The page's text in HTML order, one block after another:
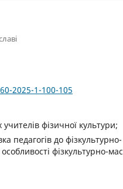
2025-1-100-105
учителів фізичної культури;
педагогів до фізкультурно-
фізкультурно-